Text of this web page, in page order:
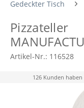
Gedeckter Tisch
Pizzateller
Artikel-Nr.: 116528
126 Kunden